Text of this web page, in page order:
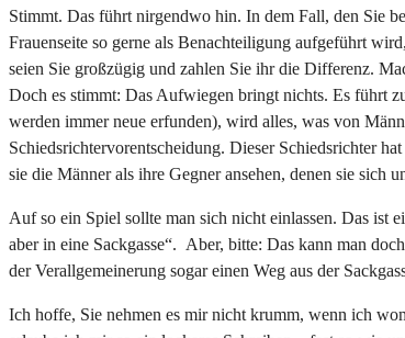
Stimmt. Das führt nirgendwo hin. In dem Fall, den Sie
Frauenseite so gerne als Benachteiligung aufgeführt
seien Sie großzügig und zahlen Sie ihr die Differenz.
Doch es stimmt: Das Aufwiegen bringt nichts. Es führt
werden immer neue erfunden), wird alles, was von
Schiedsrichtervorentscheidung. Dieser Schiedsrichter
sie die Männer als ihre Gegner ansehen, denen sie sich
Auf so ein Spiel sollte man sich nicht einlassen. Das ist
aber in eine Sackgasse“. Aber, bitte: Das kann man
der Verallgemeinerung sogar einen Weg aus der
Ich hoffe, Sie nehmen es mir nicht krumm, wenn ich